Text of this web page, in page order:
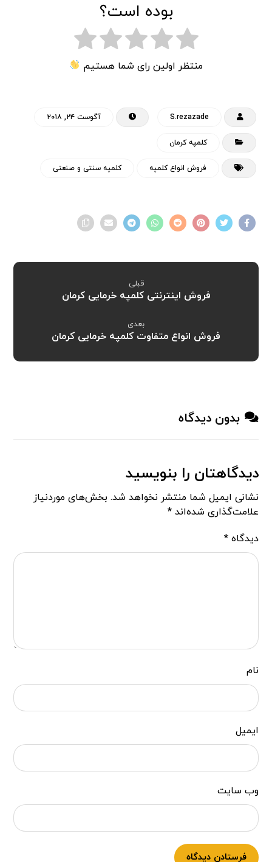
بوده است؟
منتظر اولین رای شما هستیم
S.rezazade آگوست ۲۴, ۲۰۱۸
کلمپه کرمان
فروش انواع کلمپه کلمپه سنتی و صنعتی
قبلی
فروش اینترنتی کلمپه خرمایی کرمان
بعدی
فروش انواع متفاوت کلمپه خرمایی کرمان
بدون دیدگاه
دیدگاهتان را بنویسید
نشانی ایمیل شما منتشر نخواهد شد. بخش‌های موردنیاز
علامت‌گذاری شده‌اند*
دیدگاه*
نام
ایمیل
وب‌ سایت
فرستادن دیدگاه